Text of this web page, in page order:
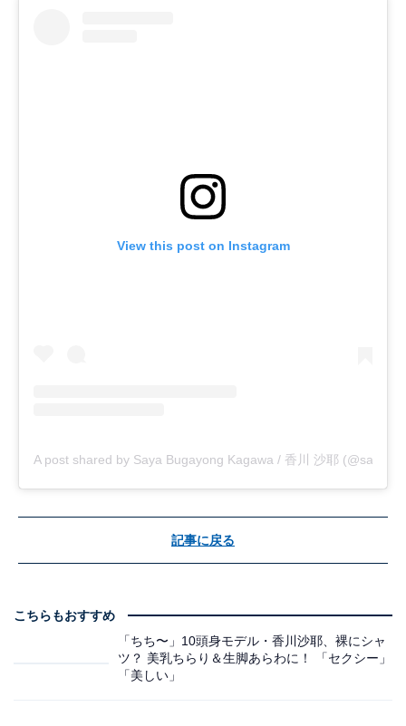
View this post on Instagram
A post shared by Saya Bugayong Kagawa / 香川 沙耶
記事に戻る
こちらもおすすめ
「ちち〜」10頭身モデル・香川沙耶、裸にシャ
ツ？ 美乳ちらり＆生脚あらわに！ 「セクシー」
「美しい」